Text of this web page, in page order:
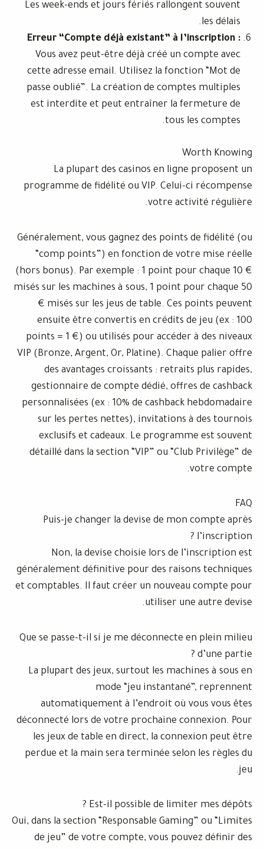
Les week-ends et jours fériés
Erreur “Compte déjà existant” à
Vous avez peut-être déjà créé un
cette adresse email. Utilisez la
passe oublié”. La création de
est interdite et peut entraîner la
tous
La plupart des casinos en
programme de fidélité ou VIP. Celui-
votre
Généralement, vous gagnez des points
“comp points”) en fonction de
(hors bonus). Par exemple : 1 point
misés sur les machines à sous, 1 point
€ misés sur les jeus de table. Ces
ensuite être convertis en crédits
points = 1 €) ou utilisés pour accéder
VIP (Bronze, Argent, Or, Platine).
des avantages croissants :
gestionnaire de compte dédié,
personnalisées (ex : 10% de cashback
sur les pertes nettes), invitations
exclusifs et cadeaux. Le
détaillé dans la section “VIP” ou
Puis-je changer la devise de mon
Non, la devise choisie lors de
généralement définitive pour des
et comptables. Il faut créer un
utiliser
Que se passe-t-il si je me déconnecte
La plupart des jeux, surtout les
mode “jeu
automatiquement à l’endroit où
déconnecté lors de votre prochaine
les jeux de table en direct, la
perdue et la main sera terminée
Est-il possible de
Oui, dans la section “Responsable
de jeu” de votre compte, vous